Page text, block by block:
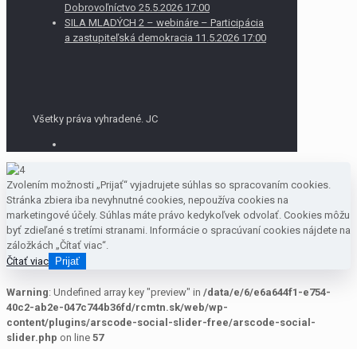
Dobrovoľníctvo 25.5.2026 17:00
SILA MLADÝCH 2 – webináre – Participácia
a zastupiteľská demokracia 11.5.2026 17:00
Všetky práva vyhradené. JC
Zvolením možnosti „Prijať“ vyjadrujete súhlas so spracovaním cookies.
Stránka zbiera iba nevyhnutné cookies, nepoužíva cookies na
marketingové účely. Súhlas máte právo kedykoľvek odvolať. Cookies môžu
byť zdieľané s tretími stranami. Informácie o spracúvaní cookies nájdete na
záložkách „Čítať viac“.
Čítať viac Prijať
Warning: Undefined array key "preview" in /data/e/6/e6a644f1-e754-
40c2-ab2e-047c744b36fd/rcmtn.sk/web/wp-
content/plugins/arscode-social-slider-free/arscode-social-
slider.php on line 57